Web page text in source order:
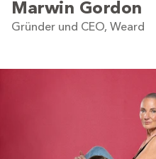
Marwin Gordon
Gründer und CEO, Weard